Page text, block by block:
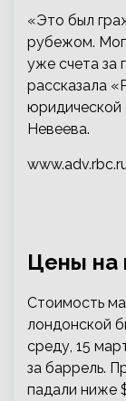
«Это был
рубежом.
уже счета за
рассказала
юридической
Невеева.
Цены на
Стоимость
лондонской
среду, 15
за баррель.
падали ниже